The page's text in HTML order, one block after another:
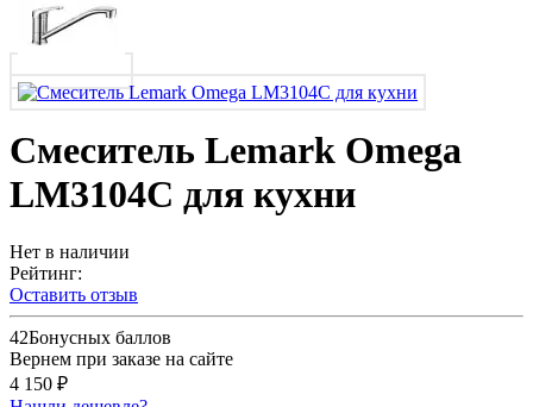
Смеситель Lemark Omega
LM3104C для кухни
Нет в наличии
Рейтинг:
Оставить отзыв
42Бонусных баллов
Вернем при заказе на сайте
4 150 ₽